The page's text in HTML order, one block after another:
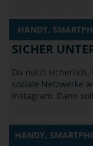
HANDY,
SICHER
Du nutzt sicherlich,
soziale Netzwerke
Instagram. Dann
HANDY,